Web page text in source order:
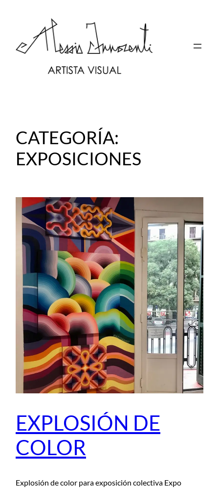
contenido
CATEGORÍA:
EXPOSICIONES
EXPLOSIÓN DE
COLOR
Explosión de color para exposición colectiva Expo